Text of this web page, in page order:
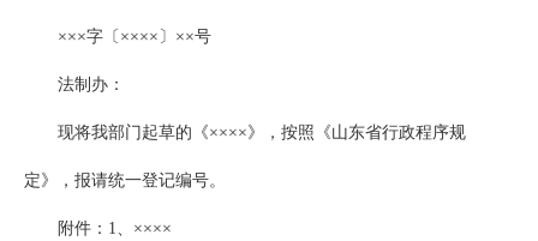
×××字〔××××〕××号
法制办：
现将我部门起草的《××××》，按照《山东省行政程序规
定》，报请统一登记编号。
附件：1、××××